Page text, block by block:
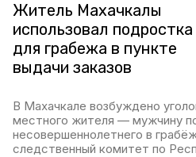
Житель Махачкалы
использовал подростка
для грабежа в пункте
выдачи заказов
В Махачкале возбуждено
местного жителя — мужчину
несовершеннолетнего в
следственный комитет по